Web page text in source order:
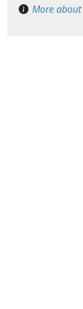
More about